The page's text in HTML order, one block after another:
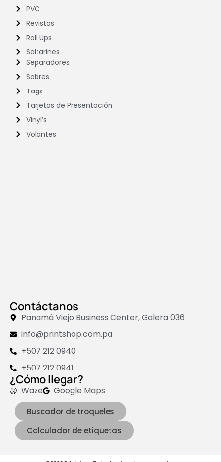
PVC
Revistas
Roll Ups
Saltarines
Separadores
Sobres
Tags
Tarjetas de Presentación
Vinyl’s
Volantes
Contáctanos
Panamá Viejo Business Center, Galera 036
info@printshop.com.pa
+507 212 0940
+507 212 0941
¿Cómo llegar?
Waze Google Maps
Buscador de troqueles
Calculador de etiquetas